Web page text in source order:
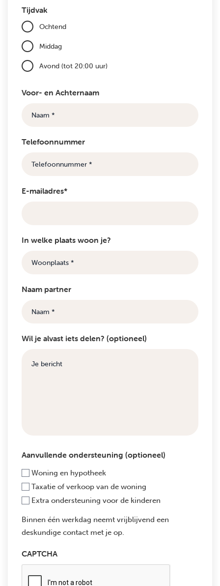
Tijdvak
Ochtend
Middag
Avond (tot 20:00 uur)
Voor- en Achternaam
Telefoonnummer
E-mailadres*
In welke plaats woon je?
Naam partner
Wil je alvast iets delen? (optioneel)
Aanvullende ondersteuning (optioneel)
Woning en hypotheek
Taxatie of verkoop van de woning
Extra ondersteuning voor de kinderen
Binnen één werkdag neemt vrijblijvend een
deskundige contact met je op.
CAPTCHA